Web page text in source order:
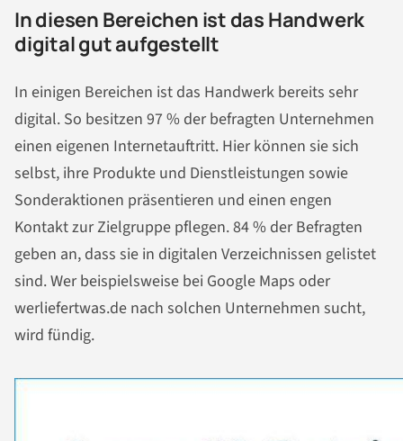
In diesen Bereichen ist das Handwerk
digital gut aufgestellt
In einigen Bereichen ist das Handwerk bereits sehr
digital. So besitzen 97 % der befragten Unternehmen
einen eigenen Internetauftritt. Hier können sie sich
selbst, ihre Produkte und Dienstleistungen sowie
Sonderaktionen präsentieren und einen engen
Kontakt zur Zielgruppe pflegen. 84 % der Befragten
geben an, dass sie in digitalen Verzeichnissen gelistet
sind. Wer beispielsweise bei Google Maps oder
werliefertwas.de nach solchen Unternehmen sucht,
wird fündig.